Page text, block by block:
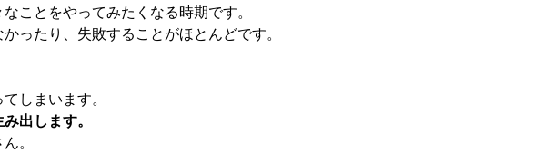
ことをやってみたくなる時期です。
ったり、失敗することがほとんどです。
しまいます。
出します。
。